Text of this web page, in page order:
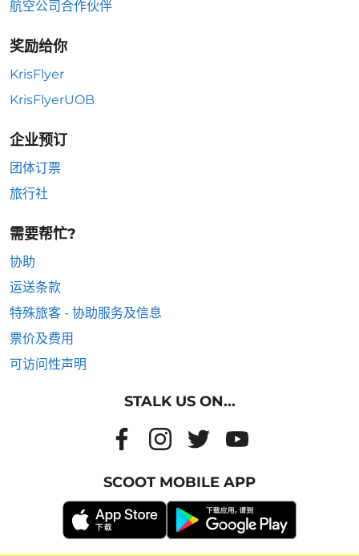
航空公司合作伙伴
奖励给你
KrisFlyer
KrisFlyerUOB
企业预订
团体订票
旅行社
需要帮忙?
协助
运送条款
特殊旅客 - 协助服务及信息
票价及费用
可访问性声明
STALK US ON...
SCOOT MOBILE APP